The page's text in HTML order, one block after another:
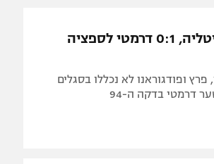
לאציו עלתה למקום החמישי באיטליה, 0:1 דרמטי לספציה
1:2 את ססואולו, פרץ ופודגוראנו לא נכללו בסגלים
דרמטי בדקה ה-94